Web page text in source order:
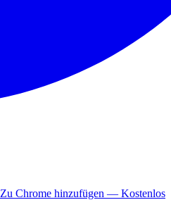
Zu Chrome hinzufügen — Kostenlos